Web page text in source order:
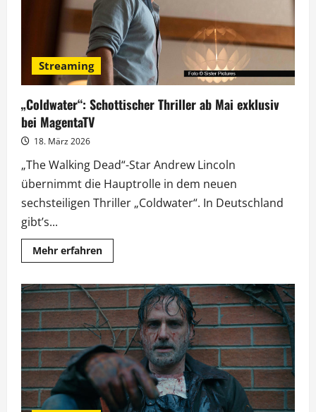
Streaming
„Coldwater“: Schottischer Thriller ab Mai exklusiv
bei MagentaTV
18. März 2026
„The Walking Dead“-Star Andrew Lincoln
übernimmt die Hauptrolle in dem neuen
sechsteiligen Thriller „Coldwater“. In Deutschland
gibt’s...
Mehr erfahrenMehr
Informationen
Schottischer
Thriller
ab
Mai
exklusiv
bei
MagentaTV